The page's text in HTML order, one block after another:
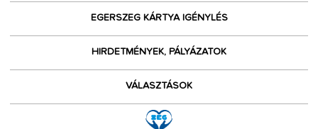
EGERSZEG KÁRTYA IGÉNYLÉS
HIRDETMÉNYEK, PÁLYÁZATOK
VÁLASZTÁSOK